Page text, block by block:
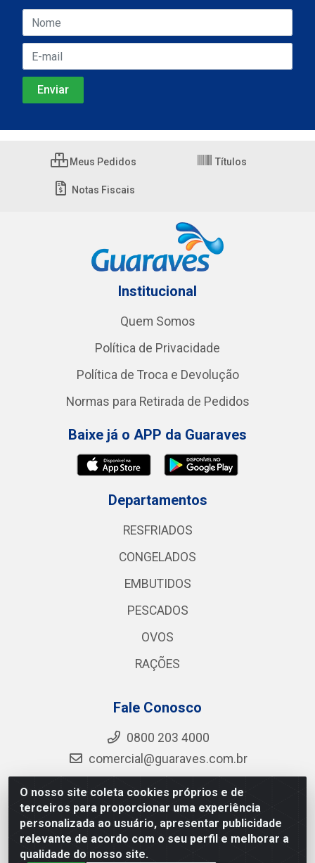
O nosso site coleta cookies próprios e de
terceiros para proporcionar uma experiência
personalizada ao usuário, apresentar publicidade
relevante de acordo com o seu perfil e melhorar a
qualidade do nosso site.
Meus Pedidos Títulos
Notas Fiscais
Institucional
Quem Somos
Política de Privacidade
Política de Troca e Devolução
Normas para Retirada de Pedidos
Baixe já o APP da Guaraves
Departamentos
RESFRIADOS
CONGELADOS
EMBUTIDOS
PESCADOS
OVOS
RAÇÕES
Fale Conosco
0800 203 4000
comercial@guaraves.com.br
Guaraves - PB 075 KM 2, S/N - Zona Rural, Guarabira/PB
- CEP 58.200-000 - CNPJ 12.727.145/0001-78